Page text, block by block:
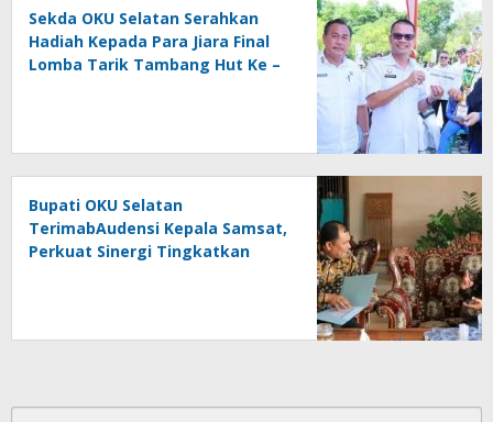
Sekda OKU Selatan Serahkan
Hadiah Kepada Para Jiara Final
Lomba Tarik Tambang Hut Ke –
Bupati OKU Selatan
TerimabAudensi Kepala Samsat,
Perkuat Sinergi Tingkatkan